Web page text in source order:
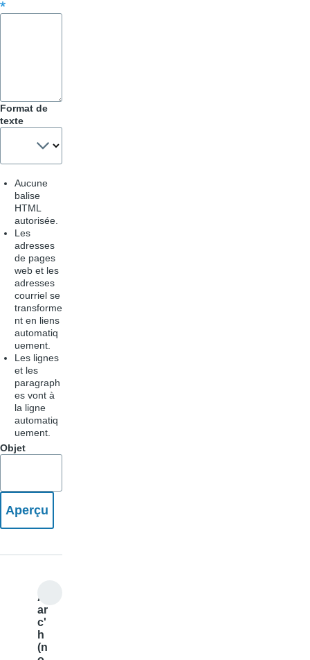
pour
Format de
texte
Aucune
balise
HTML
autorisée.
Les
adresses
de pages
web et les
adresses
courriel se
transforme
nt en liens
automatiq
uement.
Les lignes
et les
paragraph
es vont à
la ligne
automatiq
uement.
Objet
Al
ar
c'
h
(n